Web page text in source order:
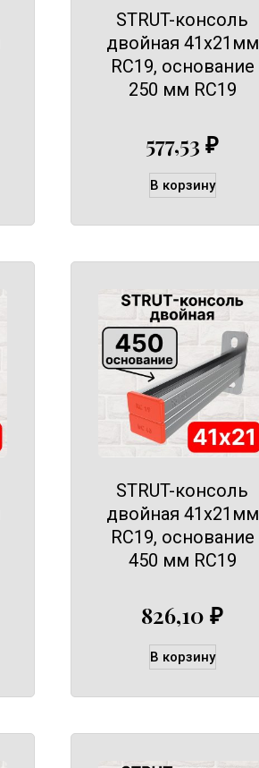
STRUT-консоль
двойная 41х21мм
RC19, основание
250 мм RC19
577,53 ₽
В корзину
STRUT-консоль
двойная 41х21мм
RC19, основание
450 мм RC19
826,10 ₽
В корзину